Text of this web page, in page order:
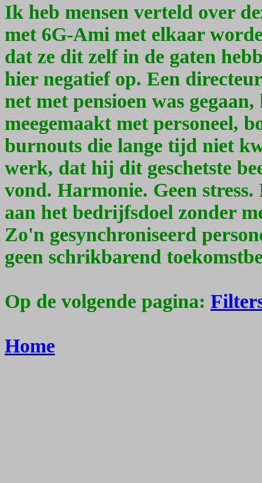
Ik heb mensen verteld over
met 6G-Ami met elkaar
dat ze dit zelf in de gaten
hier negatief op. Een
net met pensioen was
meegemaakt met personeel,
burnouts die lange tijd niet
werk, dat hij dit geschetste
vond. Harmonie. Geen
aan het bedrijfsdoel zonder
Zo'n gesynchroniseerd
geen schrikbarend
Op de volgende pagina:
Home